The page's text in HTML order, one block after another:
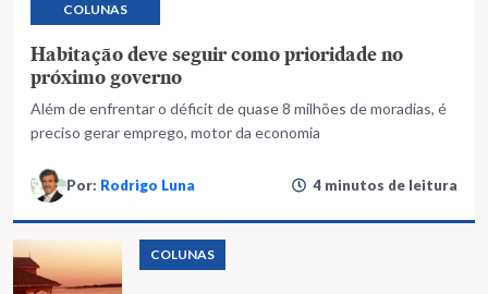
COLUNAS
Habitação deve seguir como prioridade no
próximo governo
Além de enfrentar o déficit de quase 8 milhões de moradias, é
preciso gerar emprego, motor da economia
Por: Rodrigo Luna 4 minutos de leitura
COLUNAS